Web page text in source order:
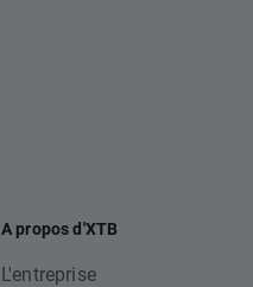
A propos d'XTB
L'entreprise